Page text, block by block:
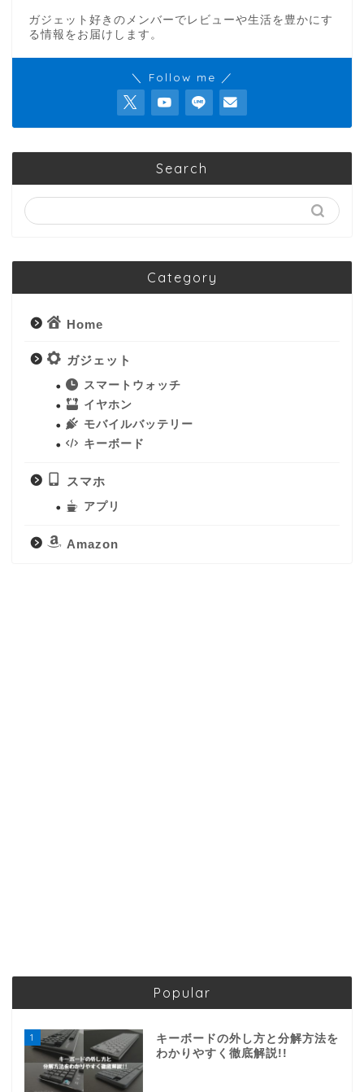
ガジェット好きのメンバーでレビューや生活を豊かにす
る情報をお届けします。
＼ Follow me ／
Search
Category
Home
ガジェット
スマートウォッチ
イヤホン
モバイルバッテリー
キーボード
スマホ
アプリ
Amazon
Popular
1
キーボードの外し方と分解方法を
わかりやすく徹底解説!!